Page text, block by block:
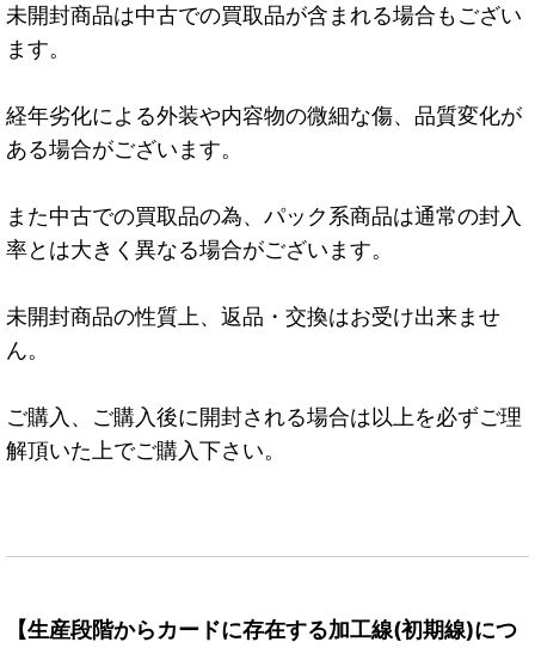
未開封商品は中古での買取品が含まれる場合もござい
ます。
経年劣化による外装や内容物の微細な傷、品質変化が
ある場合がございます。
また中古での買取品の為、パック系商品は通常の封入
率とは大きく異なる場合がございます。
未開封商品の性質上、返品・交換はお受け出来ませ
ん。
ご購入、ご購入後に開封される場合は以上を必ずご理
解頂いた上でご購入下さい。
【生産段階からカードに存在する加工線(初期線)につ